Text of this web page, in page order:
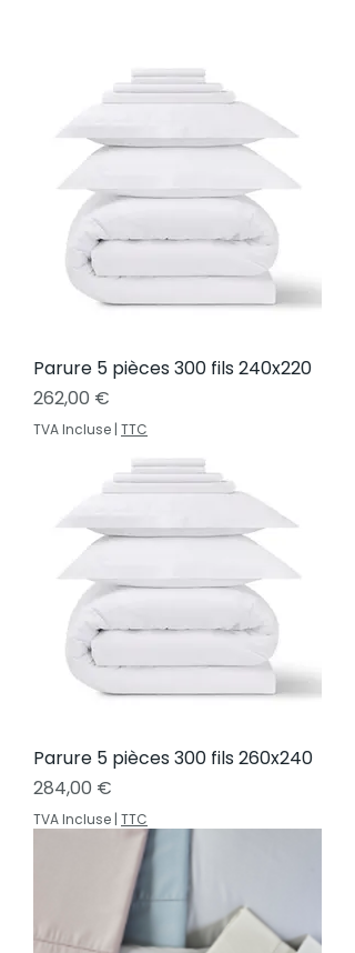
Parure 5 pièces 300 fils 240x220
Prix
262,00 €
TVA Incluse | TTC
Parure 5 pièces 300 fils 260x240
Prix
284,00 €
TVA Incluse | TTC